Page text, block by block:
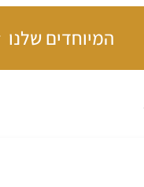
המיוחדים שלנו